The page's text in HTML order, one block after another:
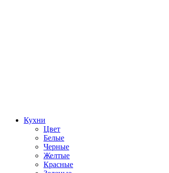
Кухни
Цвет
Белые
Черные
Желтые
Красные